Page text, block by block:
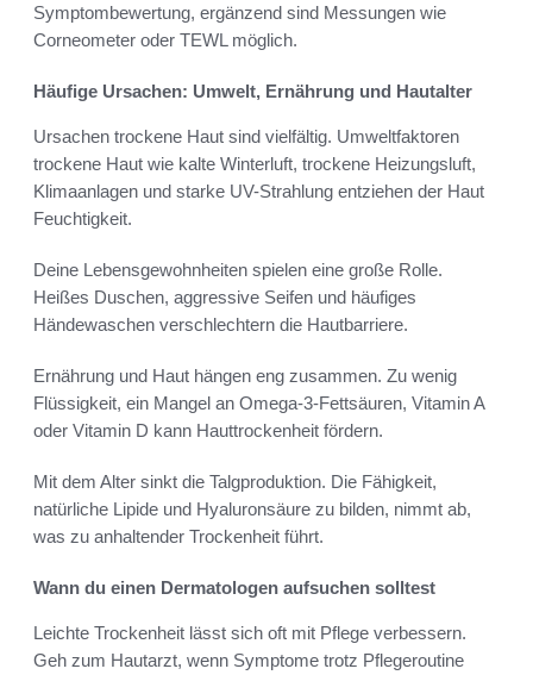
Symptombewertung, ergänzend sind Messungen wie
Corneometer oder TEWL möglich.
Häufige Ursachen: Umwelt, Ernährung und Hautalter
Ursachen trockene Haut sind vielfältig. Umweltfaktoren
trockene Haut wie kalte Winterluft, trockene Heizungsluft,
Klimaanlagen und starke UV-Strahlung entziehen der Haut
Feuchtigkeit.
Deine Lebensgewohnheiten spielen eine große Rolle.
Heißes Duschen, aggressive Seifen und häufiges
Händewaschen verschlechtern die Hautbarriere.
Ernährung und Haut hängen eng zusammen. Zu wenig
Flüssigkeit, ein Mangel an Omega-3-Fettsäuren, Vitamin A
oder Vitamin D kann Hauttrockenheit fördern.
Mit dem Alter sinkt die Talgproduktion. Die Fähigkeit,
natürliche Lipide und Hyaluronsäure zu bilden, nimmt ab,
was zu anhaltender Trockenheit führt.
Wann du einen Dermatologen aufsuchen solltest
Leichte Trockenheit lässt sich oft mit Pflege verbessern.
Geh zum Hautarzt, wenn Symptome trotz Pflegeroutine